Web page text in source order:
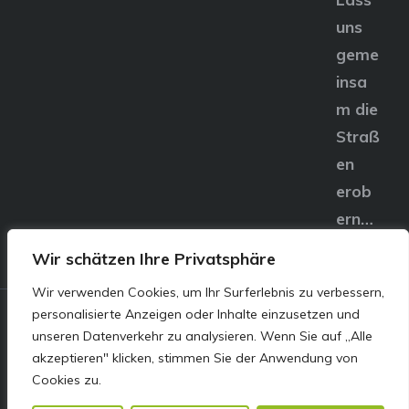
Wir schätzen Ihre Privatsphäre
Wir verwenden Cookies, um Ihr Surferlebnis zu verbessern,
personalisierte Anzeigen oder Inhalte einzusetzen und
unseren Datenverkehr zu analysieren. Wenn Sie auf „Alle
akzeptieren" klicken, stimmen Sie der Anwendung von
Cookies zu.
uns
geme
insa
m die
Straß
en
erob
ern…
© E&S Motors GmbH,
Linzer Straße 83 4240
Freistadt